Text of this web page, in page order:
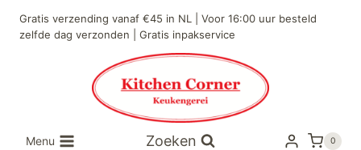
naar
Gratis verzending vanaf €45 in NL | Voor 16:00 uur besteld
zelfde dag verzonden | Gratis inpakservice
Menu Zoeken 0